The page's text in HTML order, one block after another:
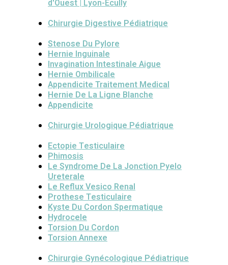
d'Ouest | Lyon-Ecully
Chirurgie Digestive Pédiatrique
Stenose Du Pylore
Hernie Inguinale
Invagination Intestinale Aigue
Hernie Ombilicale
Appendicite Traitement Medical
Hernie De La Ligne Blanche
Appendicite
Chirurgie Urologique Pédiatrique
Ectopie Testiculaire
Phimosis
Le Syndrome De La Jonction Pyelo
Ureterale
Le Reflux Vesico Renal
Prothese Testiculaire
Kyste Du Cordon Spermatique
Hydrocele
Torsion Du Cordon
Torsion Annexe
Chirurgie Gynécologique Pédiatrique